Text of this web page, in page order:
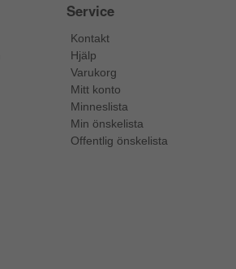
Service
Kontakt
Hjälp
Varukorg
Mitt konto
Minneslista
Min önskelista
Offentlig önskelista